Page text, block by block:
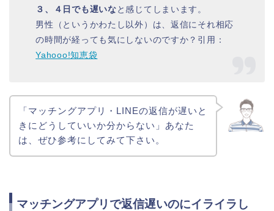
３、４日でも遅いなと感じてしまいます。
男性（というかわたし以外）は、返信にそれ相応
の時間が経っても気にしないのですか？引用：
Yahooo!知恵袋
「マッチングアプリ・LINEの返信が遅いと
きにどうしていいか分からない」あなた
は、ぜひ参考にしてみて下さい。
マッチングアプリで返信遅いのにイライラし